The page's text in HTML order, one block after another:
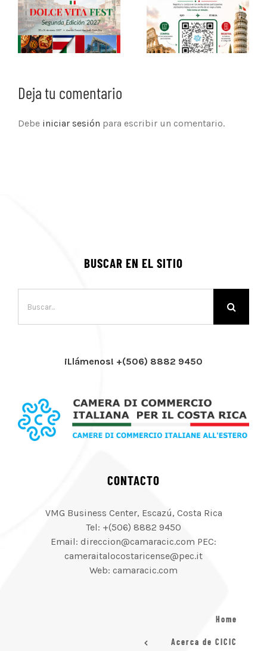
Deja tu comentario
Debe iniciar sesión para escribir un comentario.
BUSCAR EN EL SITIO
¡Llámenos! +(506) 8882 9450
CONTACTO
VMG Business Center, Escazú, Costa Rica
Tel: +(506) 8882 9450
Email: direccion@camaracic.com PEC:
cameraitalocostaricense@pec.it
Web: camaracic.com
Home
Acerca de CICIC